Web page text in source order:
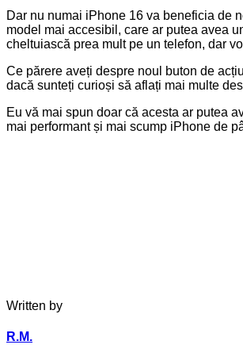
Dar nu numai iPhone 16 va beneficia de
model mai accesibil, care ar putea avea
cheltuiască prea mult pe un telefon, dar
Ce părere aveți despre noul buton de
dacă sunteți curioși să aflați mai multe
Eu vă mai spun doar că acesta ar putea
mai performant și mai scump iPhone de
Written by
R.M.